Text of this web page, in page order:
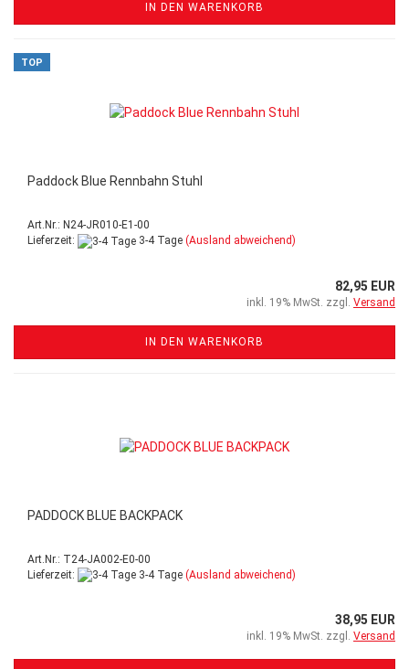
IN DEN WARENKORB
TOP
Paddock Blue Rennbahn Stuhl
Art.Nr.: N24-JR010-E1-00
Lieferzeit:
3-4 Tage (Ausland abweichend)
82,95 EUR
inkl. 19% MwSt. zzgl. Versand
IN DEN WARENKORB
PADDOCK BLUE BACKPACK
Art.Nr.: T24-JA002-E0-00
Lieferzeit:
3-4 Tage (Ausland abweichend)
38,95 EUR
inkl. 19% MwSt. zzgl. Versand